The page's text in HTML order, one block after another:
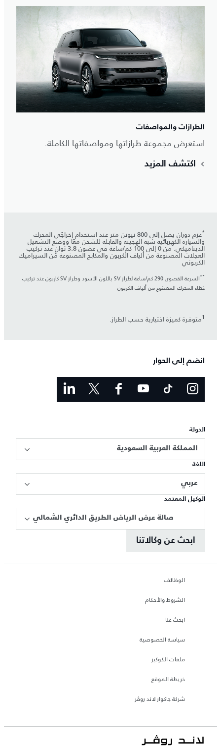
الطرازات والمواصفات
استعرض مجموعة طرازاتها ومواصفاتها الكاملة.
اكتشف المزيد
* عزم دوران يصل إلى 800 نيوتن متر عند استخدام إخراجَي المحرك
والسيارة الكهربائية شبه الهجينة والقابلة للشحن معًا ووضع التشغيل
الديناميكي. من 0 إلى 100 كم/ساعة في غضون 3.8 ثوانٍ عند تركيب
العجلات المصنوعة من ألياف الكربون والمكابح المصنوعة من السيراميك
الكربوني
**
السرعة القصوى 290 كم/ساعة لطراز SV باللون الأسود وطراز SV كاربون عند تركيب
غطاء المحرك المصنوع من ألياف الكربون
1متوفرة كميزة اختيارية حسب الطراز.
انضم إلى الحوار
الدولة
المملكة العربية السعودية
اللغة
عربي
الوكيل المعتمد
صالة عرض الرياض الطريق الدائري الشمالي
ابحث عن وكالاتنا
الوظائف
الشروط والأحكام
ابحث عنا
سياسة الخصوصية
ملفات الكوكيز
خريطة الموقع
شركة جاكوار لاند روڤر